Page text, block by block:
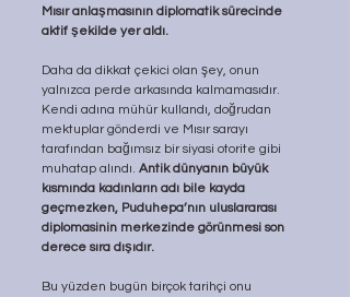
Mısır anlaşmasının diplomatik sürecinde
aktif şekilde yer aldı.
Daha da dikkat çekici olan şey, onun
yalnızca perde arkasında kalmamasıdır.
Kendi adına mühür kullandı, doğrudan
mektuplar gönderdi ve Mısır sarayı
tarafından bağımsız bir siyasi otorite gibi
muhatap alındı. Antik dünyanın büyük
kısmında kadınların adı bile kayda
geçmezken, Puduhepa’nın uluslararası
diplomasinin merkezinde görünmesi son
derece sıra dışıdır.
Bu yüzden bugün birçok tarihçi onu